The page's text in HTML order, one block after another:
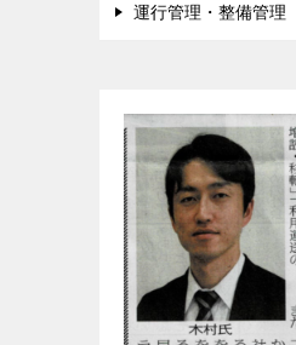
運行管理・整備管理